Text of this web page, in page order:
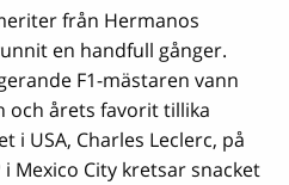
från Hermanos
en handfull gånger.
F1-mästaren vann
och årets favorit tillika
i USA, Charles Leclerc, på
Mexico City kretsar snacket